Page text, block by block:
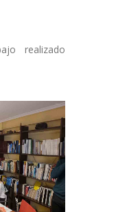
realizado